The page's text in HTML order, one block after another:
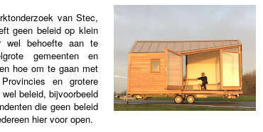
van Stec,
geen beleid op klein
wel behoefte aan te
gemeenten en
hoe om te gaan met
en grotere
beleid, bijvoorbeeld
die geen beleid
hier voor open.